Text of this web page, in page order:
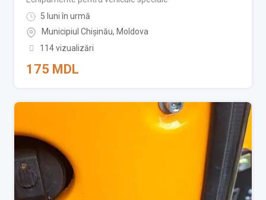
5 luni în urmă
Municipiul Chișinău, Moldova
114 vizualizări
175 MDL